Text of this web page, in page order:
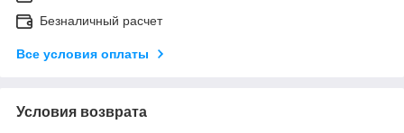
Безналичный расчет
Все условия оплаты
Условия возврата